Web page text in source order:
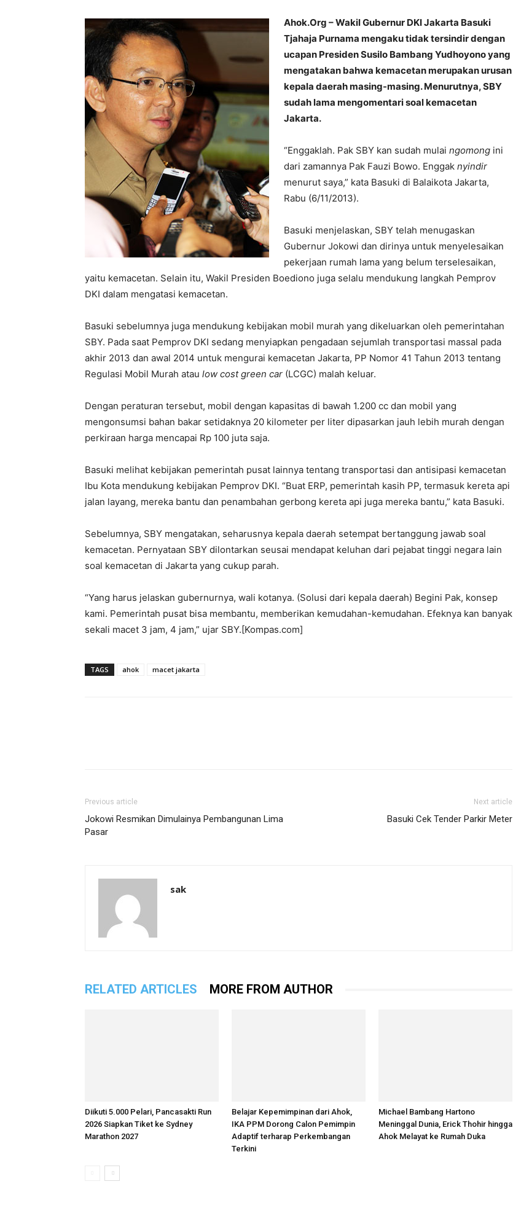
Ahok.Org – Wakil Gubernur DKI Jakarta Basuki
Tjahaja Purnama mengaku tidak tersindir dengan
ucapan Presiden Susilo Bambang Yudhoyono yang
mengatakan bahwa kemacetan merupakan urusan
kepala daerah masing-masing. Menurutnya, SBY
sudah lama mengomentari soal kemacetan
Jakarta.
“Enggaklah. Pak SBY kan sudah mulai ngomong ini
dari zamannya Pak Fauzi Bowo. Enggak nyindir
menurut saya,” kata Basuki di Balaikota Jakarta,
Rabu (6/11/2013).
Basuki menjelaskan, SBY telah menugaskan
Gubernur Jokowi dan dirinya untuk menyelesaikan
pekerjaan rumah lama yang belum terselesaikan,
yaitu kemacetan. Selain itu, Wakil Presiden Boediono juga selalu mendukung langkah Pemprov
DKI dalam mengatasi kemacetan.
Basuki sebelumnya juga mendukung kebijakan mobil murah yang dikeluarkan oleh pemerintahan
SBY. Pada saat Pemprov DKI sedang menyiapkan pengadaan sejumlah transportasi massal pada
akhir 2013 dan awal 2014 untuk mengurai kemacetan Jakarta, PP Nomor 41 Tahun 2013 tentang
Regulasi Mobil Murah atau low cost green car (LCGC) malah keluar.
Dengan peraturan tersebut, mobil dengan kapasitas di bawah 1.200 cc dan mobil yang
mengonsumsi bahan bakar setidaknya 20 kilometer per liter dipasarkan jauh lebih murah dengan
perkiraan harga mencapai Rp 100 juta saja.
Basuki melihat kebijakan pemerintah pusat lainnya tentang transportasi dan antisipasi kemacetan
Ibu Kota mendukung kebijakan Pemprov DKI. “Buat ERP, pemerintah kasih PP, termasuk kereta api
jalan layang, mereka bantu dan penambahan gerbong kereta api juga mereka bantu,” kata Basuki.
Sebelumnya, SBY mengatakan, seharusnya kepala daerah setempat bertanggung jawab soal
kemacetan. Pernyataan SBY dilontarkan seusai mendapat keluhan dari pejabat tinggi negara lain
soal kemacetan di Jakarta yang cukup parah.
“Yang harus jelaskan gubernurnya, wali kotanya. (Solusi dari kepala daerah) Begini Pak, konsep
kami. Pemerintah pusat bisa membantu, memberikan kemudahan-kemudahan. Efeknya kan banyak
sekali macet 3 jam, 4 jam,” ujar SBY.[Kompas.com]
TAGS ahok macet jakarta
Previous article
Jokowi Resmikan Dimulainya Pembangunan Lima
Pasar
Next article
Basuki Cek Tender Parkir Meter
sak
RELATED ARTICLES MORE FROM AUTHOR
Diikuti 5.000 Pelari, Pancasakti Run
2026 Siapkan Tiket ke Sydney
Marathon 2027
Belajar Kepemimpinan dari Ahok,
IKA PPM Dorong Calon Pemimpin
Adaptif terharap Perkembangan
Terkini
Michael Bambang Hartono
Meninggal Dunia, Erick Thohir hingga
Ahok Melayat ke Rumah Duka